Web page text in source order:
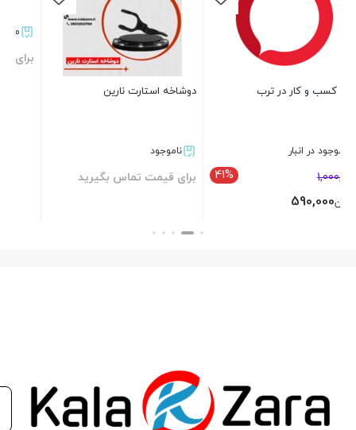
اطلاعات بیشتر، با کارشناسان ما تماس بگیرید
دوشاخه استارت نارین
ناموجود
برای قیمت تماس بگیرید
موجود در انبار
برای قیمت تماس بگیرید